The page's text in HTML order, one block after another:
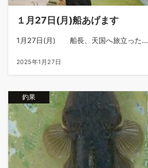
１月27日(月)船あげます
1月27日(月) 船長、天国へ旅立った...
2025年1月27日
釣果